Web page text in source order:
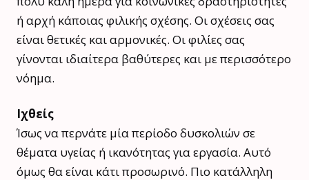
ή αρχή κάποιας φιλικής σχέσης. Οι σχέσεις σας
είναι θετικές και αρμονικές. Οι φιλίες σας
γίνονται ιδιαίτερα βαθύτερες και με περισσότερο
νόημα.
Ιχθείς
Ίσως να περνάτε μία περίοδο δυσκολιών σε
θέματα υγείας ή ικανότητας για εργασία. Αυτό
όμως θα είναι κάτι προσωρινό. Πιο κατάλληλη